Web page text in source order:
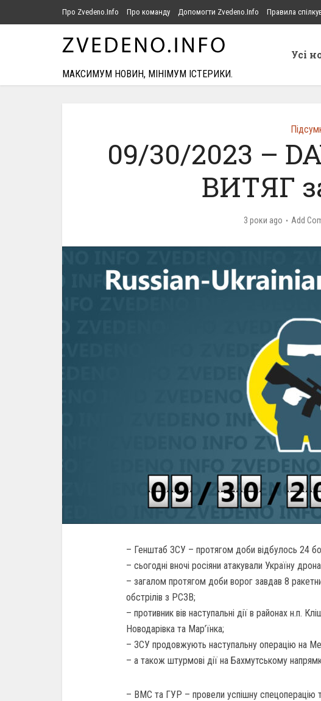
Про Zvedeno.Info Про команду Допомогти Zvedeno.Info Правила
МАКСИМУМ НОВИН, МІНІМУМ ІСТЕРИКИ.
Усі
09/30/2023 –
ВИТЯГ
3 роки ago Add
– Генштаб ЗСУ – протягом доби відбулось 24
– сьогодні вночі росіяни атакували Україну
– загалом протягом доби ворог завдав 8
обстрілів з РСЗВ;
– противник вів наступальні дії в районах н.п.
Новодарівка та Мар’їнка;
– ЗСУ продовжують наступальну операцію на
– а також штурмові дії на Бахмутському
– ВМС та ГУР – провели успішну спецоперацію